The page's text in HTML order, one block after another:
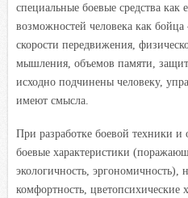
специальные боевые средства как
возможностей человека как
скорости передвижения,
мышления, объемов памяти,
исходно подчинены человеку,
имеют смысла.
При разработке боевой техники
боевые характеристики
экологичность, эргономичность),
комфортность, цветопсихические